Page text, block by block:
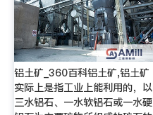
铝土矿_360百科铝土矿,铝土矿
实际上是指工业上能利用的，以
三水铝石、一水软铝石或一水硬